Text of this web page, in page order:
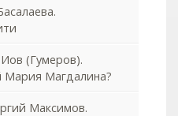
(Гумеров).
Мария Магдалина?
Максимов.